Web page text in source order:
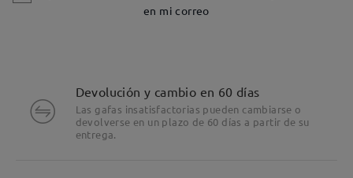
en mi correo
Devolución y cambio en 60 días
Las gafas insatisfactorias pueden cambiarse o
devolverse en un plazo de 60 días a partir de su
entrega.